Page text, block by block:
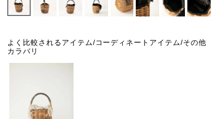
よく比較されるアイテム/コーディネートアイテム/その他
カラバリ